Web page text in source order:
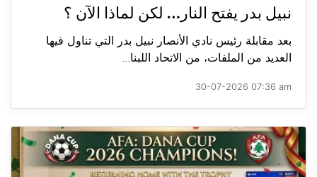
نبيل بدر يفتح النار… لكن لماذا الآن ؟
بعد مقابلة رئيس نادي الأنصار نبيل بدر التي تناول فيها
العديد من الملفات، من الاتحاد اللبنا...
30-07-2026 07:36 am